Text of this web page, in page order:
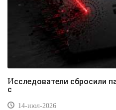
Исследователи сбросили пароль кошелька Tangem
с
14-июл-2026